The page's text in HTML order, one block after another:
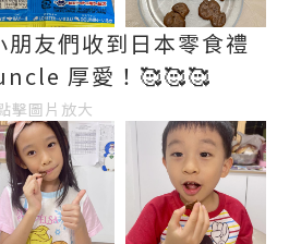
友們收到日本零食禮
厚愛！🥰🥰🥰
擊圖片放大